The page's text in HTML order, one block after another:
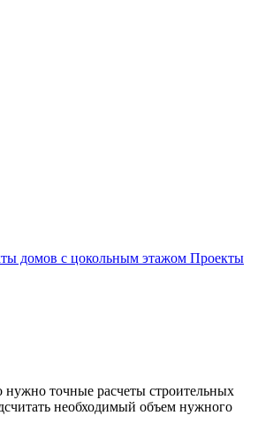
домов с цокольным этажом Проекты
нужно точные расчеты строительных
необходимый объем нужного